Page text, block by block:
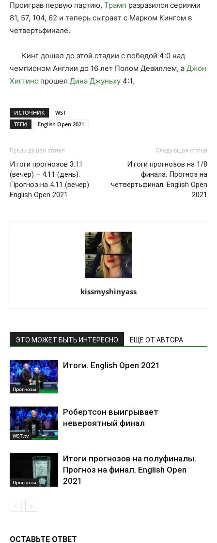
Проиграв первую партию, Трамп разразился сериями
81, 57, 104, 62 и теперь сыграет с Марком Кингом в
четвертьфинале.
Кинг дошел до этой стадии с победой 4:0 над
чемпионом Англии до 16 лет Полом Девиллем, а Джон
Хиггинс прошел Дина Джуньху 4:1.
ИСТОЧНИК
WST
ТЕГИ
English Open 2021
Предыдущая статья
Итоги прогнозов 3.11
(вечер) – 4.11 (день).
Прогноз на 4.11 (вечер).
English Open 2021
Следующая статья
Итоги прогнозов на 1/8
финала. Прогноз на
четвертьфинал. English Open
2021
kissmyshinyass
ЭТО МОЖЕТ БЫТЬ ИНТЕРЕСНО ЕЩЕ ОТ АВТОРА
Прогнозы
Итоги. English Open 2021
WST.tv
Робертсон выигрывает
невероятный финал
Прогнозы
Итоги прогнозов на полуфиналы.
Прогноз на финал. English Open
2021
ОСТАВЬТЕ ОТВЕТ